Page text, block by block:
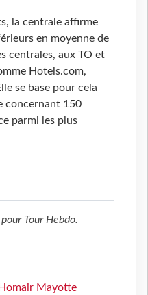
la centrale affirme
en moyenne de
centrales, aux TO et
Hotels.com,
se base pour cela
concernant 150
parmi les plus
pour Tour Hebdo.
Mayotte